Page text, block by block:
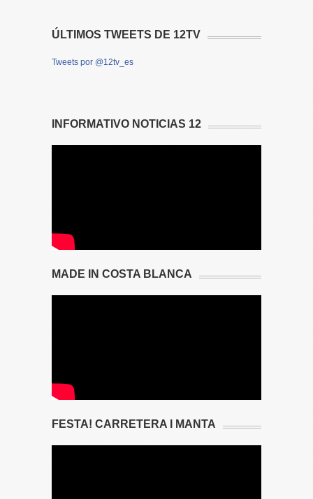
ÚLTIMOS TWEETS DE 12TV
Tweets por @12tv_es
INFORMATIVO NOTICIAS 12
MADE IN COSTA BLANCA
FESTA! CARRETERA I MANTA